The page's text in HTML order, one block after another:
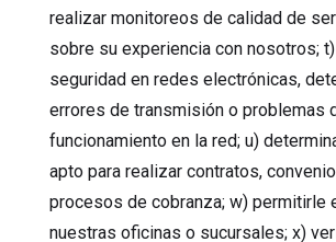
realizar monitoreos de calidad de
sobre su experiencia con nosotros;
seguridad en redes electrónicas,
errores de transmisión o problemas
funcionamiento en la red; u)
apto para realizar contratos,
procesos de cobranza; w) permitirle
nuestras oficinas o sucursales; x)